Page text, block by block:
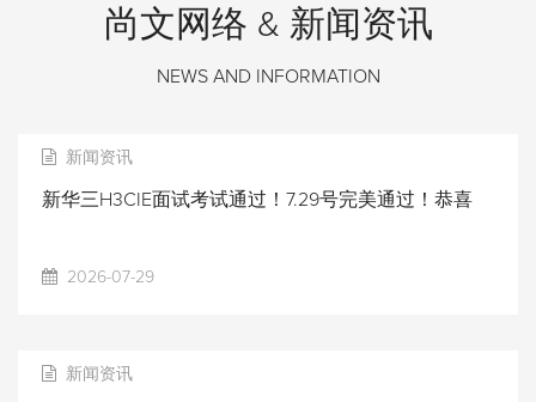
尚文网络 & 新闻资讯
NEWS AND INFORMATION
新闻资讯
新华三H3CIE面试考试通过！7.29号完美通过！恭喜
2026-07-29
新闻资讯